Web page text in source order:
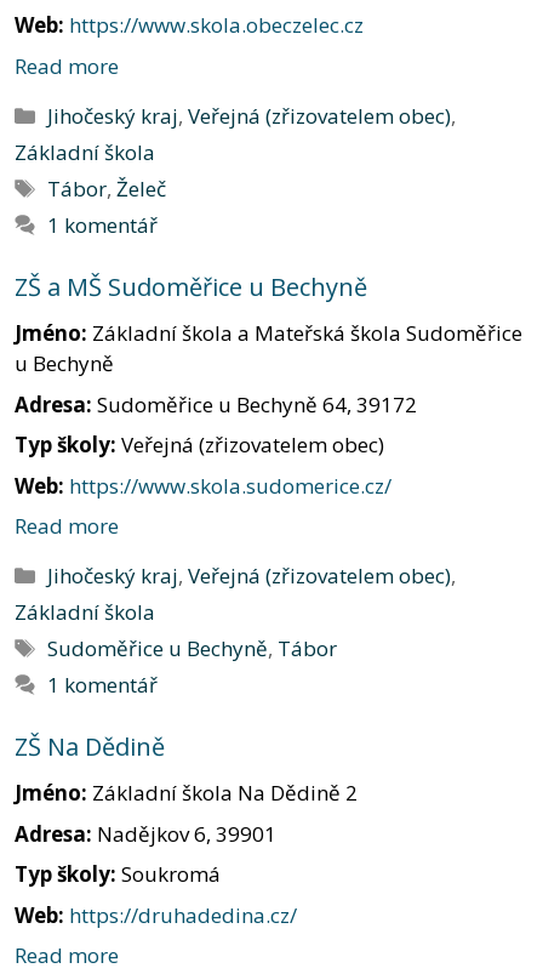
Web: https://www.skola.obeczelec.cz
Read more
Rubriky
Jihočeský kraj,Veřejná (zřizovatelem obec),
Základní škola
Štítky
Tábor,Želeč
1 komentář
ZŠ a MŠ Sudoměřice u Bechyně
Jméno: Základní škola a Mateřská škola Sudoměřice
u Bechyně
Adresa: Sudoměřice u Bechyně 64, 39172
Typ školy: Veřejná (zřizovatelem obec)
Web: https://www.skola.sudomerice.cz/
Read more
Rubriky
Jihočeský kraj,Veřejná (zřizovatelem obec),
Základní škola
Štítky
Sudoměřice u Bechyně, Tábor
1 komentář
ZŠ Na Dědině
Jméno: Základní škola Na Dědině 2
Adresa: Nadějkov 6, 39901
Typ školy: Soukromá
Web: https://druhadedina.cz/
Read more